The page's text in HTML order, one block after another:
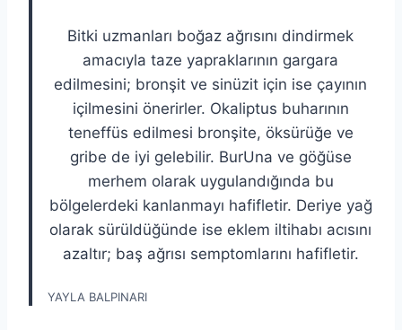
Bitki uzmanları boğaz ağrısını dindirmek
amacıyla taze yapraklarının gargara
edilmesini; bronşit ve sinüzit için ise çayının
içilmesini önerirler. Okaliptus buharının
teneffüs edilmesi bronşite, öksürüğe ve
gribe de iyi gelebilir. BurUna ve göğüse
merhem olarak uygulandığında bu
bölgelerdeki kanlanmayı hafifletir. Deriye yağ
olarak sürüldüğünde ise eklem iltihabı acısını
azaltır; baş ağrısı semptomlarını hafifletir.
YAYLA BALPINARI